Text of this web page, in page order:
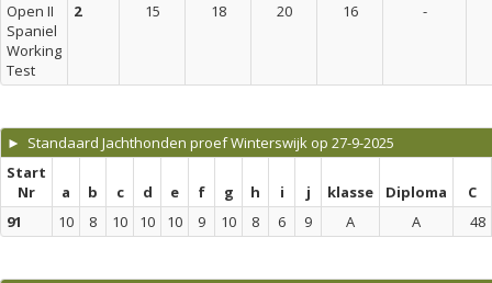
Open II
Spaniel
Working
Test
2 15 18 20 16 -
► Standaard Jachthonden proef Winterswijk op 27-9-2025
Start
Nr
a b c d e f g h i j klasse Diploma
C
91
10 8 10 10 10 9 10 8 6 9 A A 48